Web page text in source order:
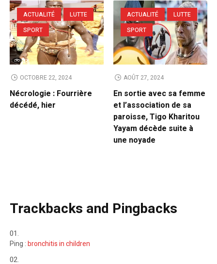
ACTUALITÉ
LUTTE
SPORT
OCTOBRE 22, 2024
Nécrologie : Fourrière
décédé, hier
ACTUALITÉ
LUTTE
SPORT
AOÛT 27, 2024
En sortie avec sa femme
et l’association de sa
paroisse, Tigo Kharitou
Yayam décède suite à
une noyade
Trackbacks and Pingbacks
Ping :bronchitis in children